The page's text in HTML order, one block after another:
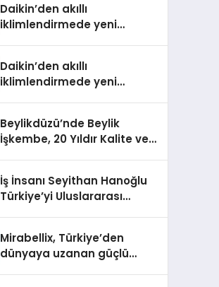
Daikin’den akıllı
iklimlendirmede yeni
Daikin’den akıllı
iklimlendirmede yeni
Beylikdüzü’nde Beylik
İşkembe, 20 Yıldır Kalite ve
İş İnsanı Seyithan Hanoğlu
Türkiye’yi Uluslararası
Mirabellix, Türkiye’den
dünyaya uzanan güçlü